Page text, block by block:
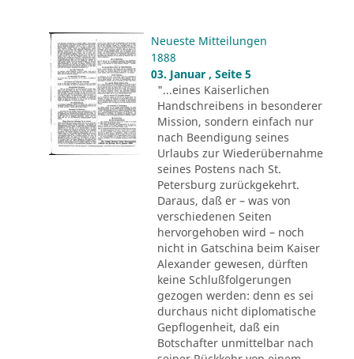
Neueste Mitteilungen
1888
03. Januar , Seite 5
"...eines Kaiserlichen
Handschreibens in besonderer
Mission, sondern einfach nur
nach Beendigung seines
Urlaubs zur Wiederübernahme
seines Postens nach St.
Petersburg zurückgekehrt.
Daraus, daß er – was von
verschiedenen Seiten
hervorgehoben wird – noch
nicht in Gatschina beim Kaiser
Alexander gewesen, dürften
keine Schlußfolgerungen
gezogen werden: denn es sei
durchaus nicht diplomatische
Gepflogenheit, daß ein
Botschafter unmittelbar nach